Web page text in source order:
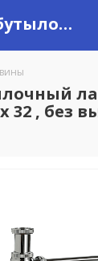
Сифон бутылочный латунный ОРИО 1 1/4" х 32 , без выпуска CX-403 купить в Алматы с доставкой по Казахстану, цены
32 , без